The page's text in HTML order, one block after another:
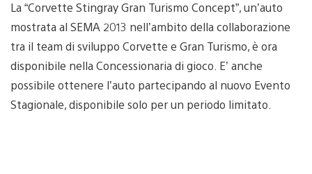
La “Corvette Stingray Gran Turismo Concept”, un’auto
mostrata al SEMA 2013 nell’ambito della collaborazione
tra il team di sviluppo Corvette e Gran Turismo, è ora
disponibile nella Concessionaria di gioco. E’ anche
possibile ottenere l’auto partecipando al nuovo Evento
Stagionale, disponibile solo per un periodo limitato.